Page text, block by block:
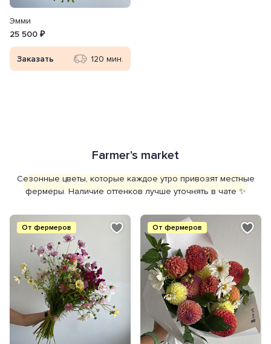
Эмми
25 500 ₽
Заказать 120 мин.
Farmer's market
Сезонные цветы, которые каждое утро привозят местные
фермеры. Наличие оттенков лучше уточнять в чате ✨
От фермеров От фермеров